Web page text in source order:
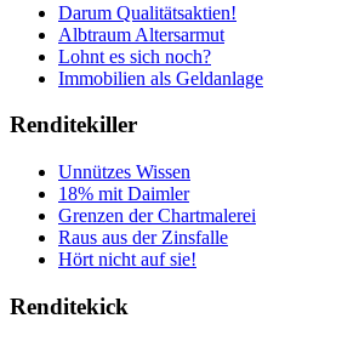
Darum Qualitätsaktien!
Albtraum Altersarmut
Lohnt es sich noch?
Immobilien als Geldanlage
Renditekiller
Unnützes Wissen
18% mit Daimler
Grenzen der Chartmalerei
Raus aus der Zinsfalle
Hört nicht auf sie!
Renditekick